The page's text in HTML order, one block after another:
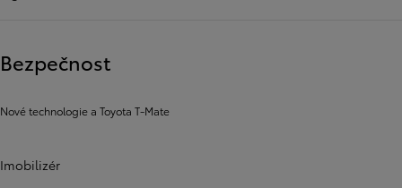
Bezpečnost
Nové technologie a Toyota T-Mate
Imobilizér